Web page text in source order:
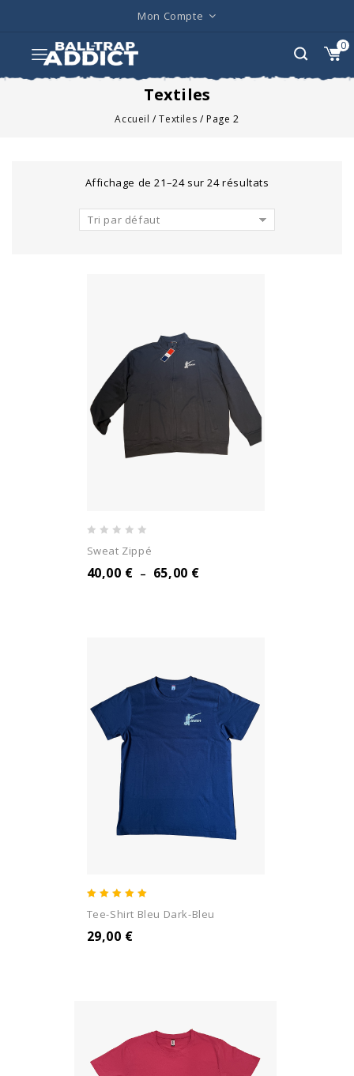
Mon Compte
0
Textiles
Accueil /Textiles / Page 2
Affichage de 21–24 sur 24 résultats
Tri par défaut
out
of
Sweat Zippé
40,00 € – 65,00 €
out of 5
Tee-Shirt Bleu Dark-Bleu
29,00 €